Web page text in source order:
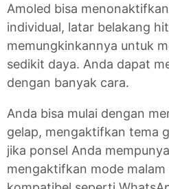
Amoled bisa
individual, latar belakang
memungkinkannya untuk
sedikit daya. Anda dapat
dengan banyak cara.
Anda bisa mulai dengan
gelap, mengaktifkan tema
jika ponsel Anda
mengaktifkan mode malam